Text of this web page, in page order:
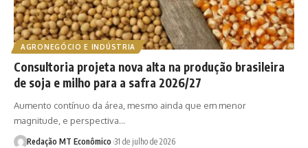
AGRONEGÓCIO E INDÚSTRIA
Consultoria projeta nova alta na produção brasileira
de soja e milho para a safra 2026/27
Aumento contínuo da área, mesmo ainda que em menor
magnitude, e perspectiva…
Redação MT Econômico 31 de julho de 2026